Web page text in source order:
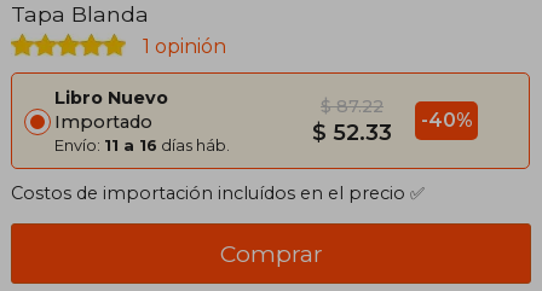
Tapa Blanda
1 opinión
Libro Nuevo
Importado
Envío: 11 a 16 días háb.
$ 87.22
$ 52.33 -40%
Costos de importación incluídos en el precio ✅
Comprar